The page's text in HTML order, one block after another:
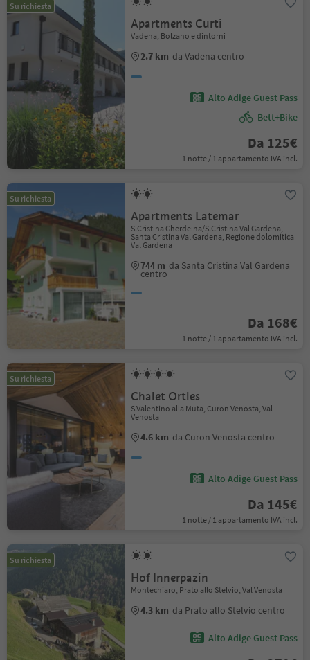
Su richiesta
Apartments Curti
Vadena, Bolzano e dintorni
2.7 km da Vadena centro
Alto Adige Guest Pass
Bett+Bike
Da 125€
1 notte / 1 appartamento IVA incl.
Su richiesta
Apartments Latemar
S.Cristina Gherdëina/S.Cristina Val Gardena,
Santa Cristina Val Gardena, Regione dolomitica
Val Gardena
744 m da Santa Cristina Val Gardena
centro
Da 168€
1 notte / 1 appartamento IVA incl.
Su richiesta
Chalet Ortles
S.Valentino alla Muta, Curon Venosta, Val
Venosta
4.6 km da Curon Venosta centro
Alto Adige Guest Pass
Da 145€
1 notte / 1 appartamento IVA incl.
Su richiesta
Hof Innerpazin
Montechiaro, Prato allo Stelvio, Val Venosta
4.3 km da Prato allo Stelvio centro
Alto Adige Guest Pass